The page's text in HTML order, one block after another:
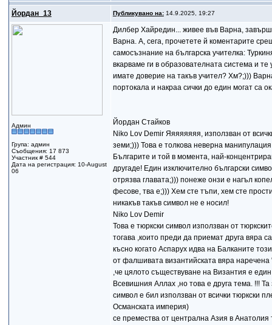
Йордан_13 Публикувано на:14.9.2025, 19:27
Админ
Група: админ
Съобщения: 17 873
Участник # 544
Дата на регистрация: 10-August
06
Дилбер Хайредин... живее във Варна,
Варна. А, сега, прочетете й коментарите
самосъзнание на българска учителка:
вкарваме ги в образователната система и
имате доверие на такъв учител? Хм?;)))
портокала и накраа сички до един могат са
Йордан Стайков
Niko Lov Demir Яяяяяяяя, използван от
земи;))) Това е толкова неверна
Българите и той в момента, най-
другаде! Един изключително български
отрязва главата;))) понеже онзи е нагъл
фесове, тва е;))) Хем сте тъпи, хем сте
никакъв такъв символ не е носил!
Niko Lov Demir
Това е тюркски символ използван от
тогава ,които преди да приемат друга вяра
късно когато Аспарух идва на Балканите
от фалшивата византийската вяра наречена
,че цялото съществуване на Византия е
Всевишния Аллах ,но това е друга тема. !!! Та
символ е бил използван от всички тюркски
Османската империя)
се премества от централна Азия в